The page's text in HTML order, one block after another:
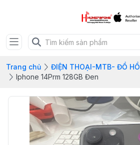
Trang chủ ĐIỆN THOẠI-MTB- ĐỒ HỒ
Iphone 14Prm 128GB Đen